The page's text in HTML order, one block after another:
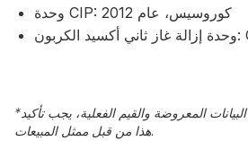
وحدة CIP: كوروسيس، عام 2012
*المعروضة والقيم الفعلية، يجب تأكيد
هذا من قبل ممثل المبيعات.